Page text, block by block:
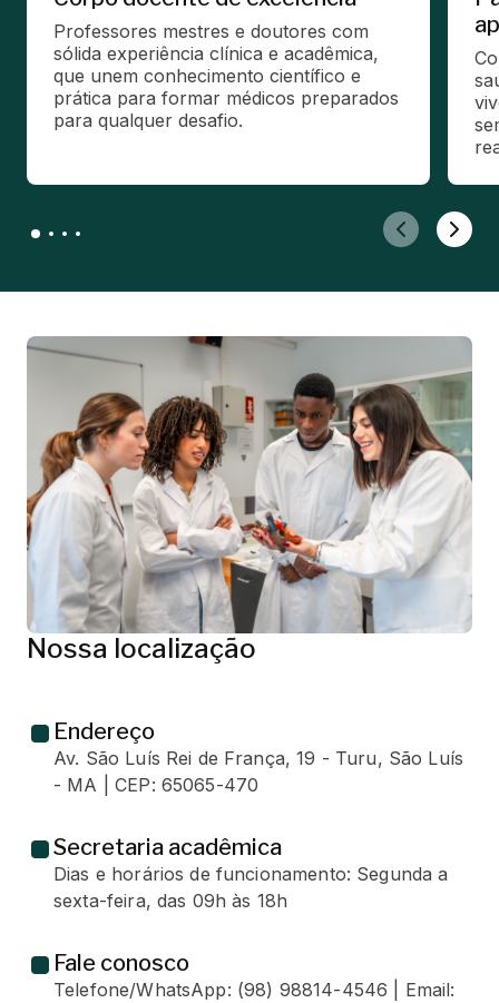
Professores mestres e doutores com
sólida experiência clínica e acadêmica,
que unem conhecimento científico e
prática para formar médicos preparados
para qualquer desafio.
Nossa localização
Endereço
Av. São Luís Rei de França, 19 - Turu, São Luís
- MA | CEP: 65065-470
Secretaria acadêmica
Dias e horários de funcionamento: Segunda a
sexta-feira, das 09h às 18h
Fale conosco
Telefone/WhatsApp: (98) 98814-4546 | Email: